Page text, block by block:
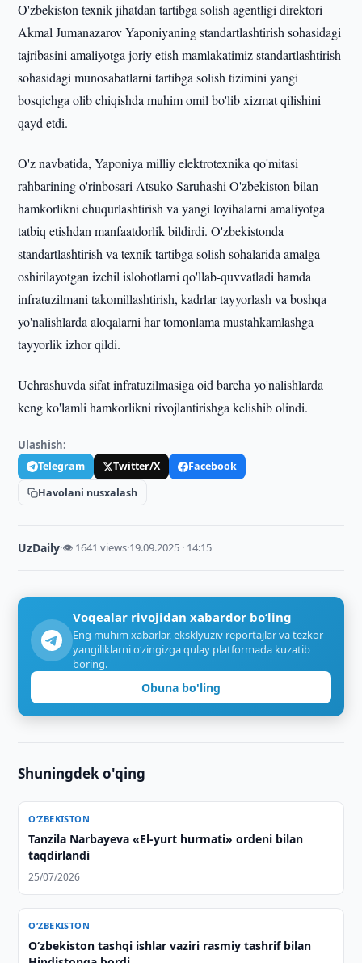
O'zbekiston texnik jihatdan tartibga solish agentligi direktori
Akmal Jumanazarov Yaponiyaning standartlashtirish sohasidagi
tajribasini amaliyotga joriy etish mamlakatimiz standartlashtirish
sohasidagi munosabatlarni tartibga solish tizimini yangi
bosqichga olib chiqishda muhim omil bo'lib xizmat qilishini
qayd etdi.
O'z navbatida, Yaponiya milliy elektrotexnika qo'mitasi
rahbarining o'rinbosari Atsuko Saruhashi O'zbekiston bilan
hamkorlikni chuqurlashtirish va yangi loyihalarni amaliyotga
tatbiq etishdan manfaatdorlik bildirdi. O'zbekistonda
standartlashtirish va texnik tartibga solish sohalarida amalga
oshirilayotgan izchil islohotlarni qo'llab-quvvatladi hamda
infratuzilmani takomillashtirish, kadrlar tayyorlash va boshqa
yo'nalishlarda aloqalarni har tomonlama mustahkamlashga
tayyorlik izhor qildi.
Uchrashuvda sifat infratuzilmasiga oid barcha yo'nalishlarda
keng ko'lamli hamkorlikni rivojlantirishga kelishib olindi.
Ulashish:
Telegram Twitter/X
Facebook
Havolani nusxalash
UzDaily·👁 1641 views·19.09.2025 · 14:15
Voqealar rivojidan xabardor bo‘ling
Eng muhim xabarlar, eksklyuziv reportajlar va tezkor
yangiliklarni o‘zingizga qulay platformada kuzatib
boring.
Obuna bo'ling
Shuningdek o'qing
O‘ZBEKISTON
Tanzila Narbayeva «El-yurt hurmati» ordeni bilan
taqdirlandi
25/07/2026
O‘ZBEKISTON
O‘zbekiston tashqi ishlar vaziri rasmiy tashrif bilan